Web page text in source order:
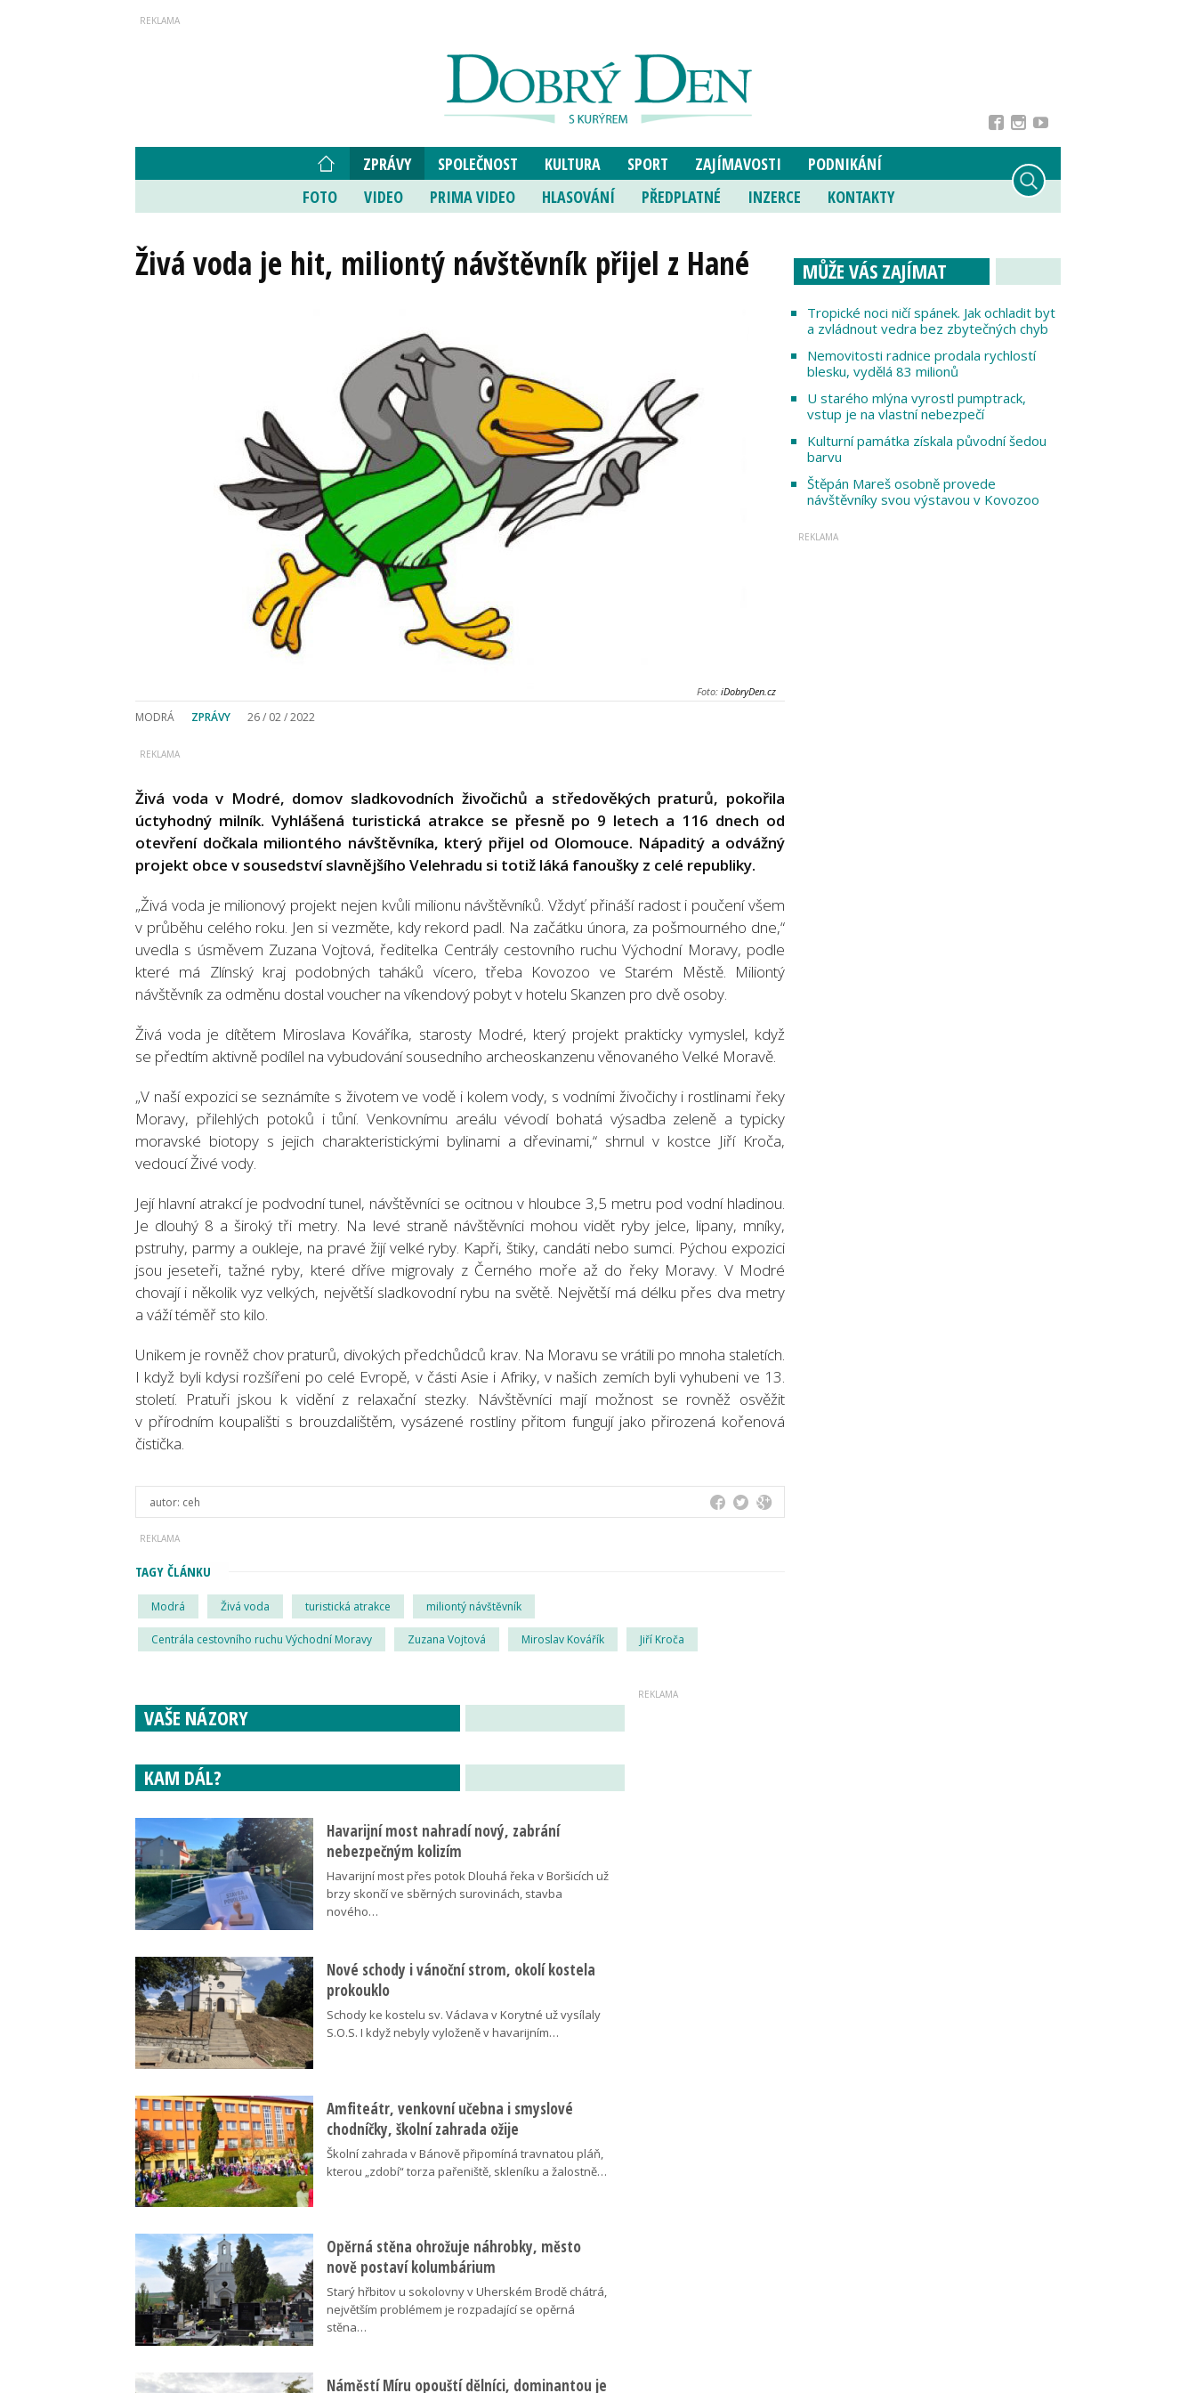
ZPRÁVY SPOLEČNOST KULTURA SPORT ZAJÍMAVOSTI
PODNIKÁNÍ
FOTO
VIDEO PRIMA VIDEO HLASOVÁNÍ PŘEDPLATNÉ INZERCE KONTAKTY
Živá voda je hit, miliontý návštěvník přijel z Hané
Foto: iDobryDen.cz
MODRÁ ZPRÁVY 26 / 02 / 2022
Živá voda v Modré, domov sladkovodních živočichů a středověkých praturů, pokořila
úctyhodný milník. Vyhlášená turistická atrakce se přesně po 9 letech a 116 dnech od
otevření dočkala miliontého návštěvníka, který přijel od Olomouce. Nápaditý a odvážný
projekt obce v sousedství slavnějšího Velehradu si totiž láká fanoušky z celé republiky.
„Živá voda je milionový projekt nejen kvůli milionu návštěvníků. Vždyť přináší radost i poučení všem
v průběhu celého roku. Jen si vezměte, kdy rekord padl. Na začátku února, za pošmourného dne,“
uvedla s úsměvem Zuzana Vojtová, ředitelka Centrály cestovního ruchu Východní Moravy, podle
které má Zlínský kraj podobných taháků vícero, třeba Kovozoo ve Starém Městě. Miliontý
návštěvník za odměnu dostal voucher na víkendový pobyt v hotelu Skanzen pro dvě osoby.
Živá voda je dítětem Miroslava Kováříka, starosty Modré, který projekt prakticky vymyslel, když
se předtím aktivně podílel na vybudování sousedního archeoskanzenu věnovaného Velké Moravě.
„V naší expozici se seznámíte s životem ve vodě i kolem vody, s vodními živočichy i rostlinami řeky
Moravy, přilehlých potoků i tůní. Venkovnímu areálu vévodí bohatá výsadba zeleně a typicky
moravské biotopy s jejich charakteristickými bylinami a dřevinami,“ shrnul v kostce Jiří Kroča,
vedoucí Živé vody.
Její hlavní atrakcí je podvodní tunel, návštěvníci se ocitnou v hloubce 3,5 metru pod vodní hladinou.
Je dlouhý 8 a široký tři metry. Na levé straně návštěvníci mohou vidět ryby jelce, lipany, mníky,
pstruhy, parmy a oukleje, na pravé žijí velké ryby. Kapři, štiky, candáti nebo sumci. Pýchou expozici
jsou jeseteři, tažné ryby, které dříve migrovaly z Černého moře až do řeky Moravy. V Modré
chovají i několik vyz velkých, největší sladkovodní rybu na světě. Největší má délku přes dva metry
a váží téměř sto kilo.
Unikem je rovněž chov praturů, divokých předchůdců krav. Na Moravu se vrátili po mnoha staletích.
I když byli kdysi rozšířeni po celé Evropě, v části Asie i Afriky, v našich zemích byli vyhubeni ve 13.
století. Pratuři jskou k vidění z relaxační stezky. Návštěvníci mají možnost se rovněž osvěžit
v přírodním koupališti s brouzdalištěm, vysázené rostliny přitom fungují jako přirozená kořenová
čistička.
autor: ceh
TAGY ČLÁNKU
Modrá Živá voda turistická atrakce miliontý návštěvník
Centrála cestovního ruchu Východní Moravy Zuzana Vojtová Miroslav Kovářík Jiří Kroča
MŮŽE VÁS ZAJÍMAT
Tropické noci ničí spánek. Jak ochladit byt
a zvládnout vedra bez zbytečných chyb
Nemovitosti radnice prodala rychlostí
blesku, vydělá 83 milionů
U starého mlýna vyrostl pumptrack,
vstup je na vlastní nebezpečí
Kulturní památka získala původní šedou
barvu
Štěpán Mareš osobně provede
návštěvníky svou výstavou v Kovozoo
VAŠE NÁZORY
KAM DÁL?
Havarijní most nahradí nový, zabrání
nebezpečným kolizím
Havarijní most přes potok Dlouhá řeka v Boršicích už
brzy skončí ve sběrných surovinách, stavba
nového…
Nové schody i vánoční strom, okolí kostela
prokouklo
Schody ke kostelu sv. Václava v Korytné už vysílaly
S.O.S. I když nebyly vyloženě v havarijním…
Amfiteátr, venkovní učebna i smyslové
chodníčky, školní zahrada ožije
Školní zahrada v Bánově připomíná travnatou pláň,
kterou „zdobí“ torza pařeniště, skleníku a žalostně…
Opěrná stěna ohrožuje náhrobky, město
nově postaví kolumbárium
Starý hřbitov u sokolovny v Uherském Brodě chátrá,
největším problémem je rozpadající se opěrná
stěna…
Náměstí Míru opouští dělníci, dominantou je